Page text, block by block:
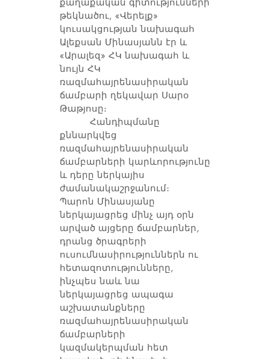
թեկնածու, «Վերելք»
կուսակցության նախագահ
Ալեքսան Մինասյանն էր և
«Արալեզ» ՀԿ նախագահ և
նույն ՀԿ
ռազմահայրենասիրական
ճամբարի ղեկավար Սարօ
Թաթյոսը։
Հանդիպմանը
քննարկվեց
ռազմահայրենասիրական
ճամբարների կարևորությունը
և դերը ներկայիս
ժամանակաշրջանում։
Պարոն Մինասյանը
ներկայացրեց մինչ այդ օրն
արված այցերը ճամբարներ,
դրանց ծրագրերի
ուսումնասիրություններն ու
հետազոտությունները,
ինչպես նաև նա
ներկայացրեց ապագա
աշխատանքները
ռազմահայրենասիրական
ճամբարների
կազմակերպման հետ